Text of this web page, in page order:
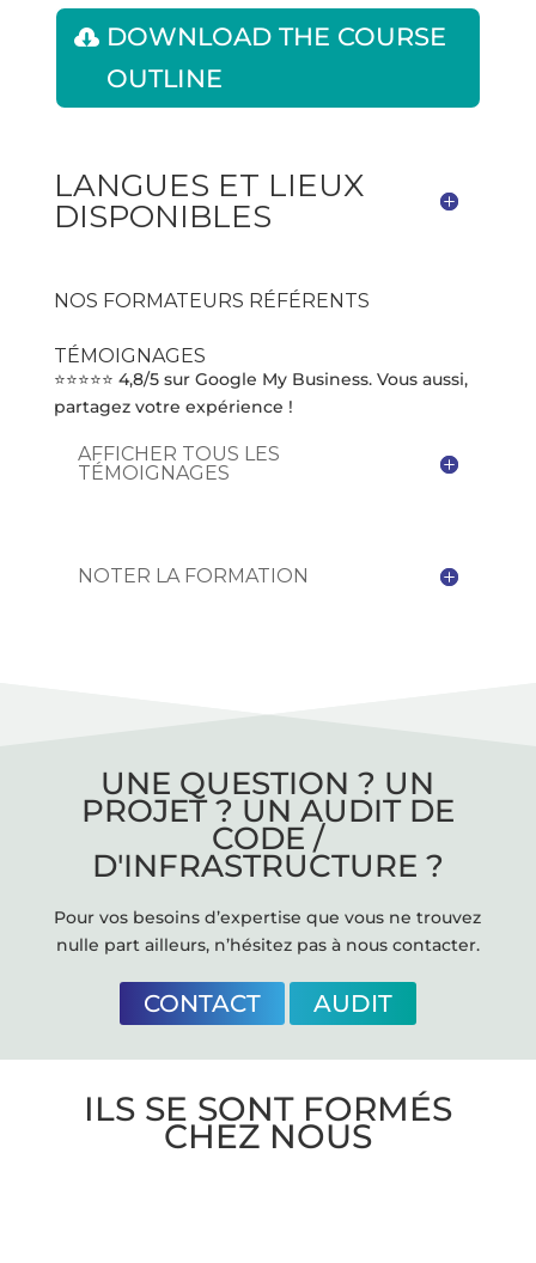
DOWNLOAD THE COURSE
OUTLINE
LANGUES ET LIEUX
DISPONIBLES
NOS FORMATEURS RÉFÉRENTS
TÉMOIGNAGES
⭐⭐⭐⭐⭐ 4,8/5 sur Google My Business. Vous aussi,
partagez votre expérience !
AFFICHER TOUS LES
TÉMOIGNAGES
NOTER LA FORMATION
UNE QUESTION ? UN
PROJET ? UN AUDIT DE
CODE /
D'INFRASTRUCTURE ?
Pour vos besoins d’expertise que vous ne trouvez
nulle part ailleurs, n’hésitez pas à nous contacter.
CONTACT AUDIT
ILS SE SONT FORMÉS
CHEZ NOUS